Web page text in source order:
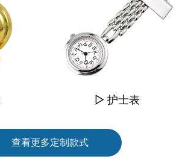
▷ 护士表
查看更多定制款式